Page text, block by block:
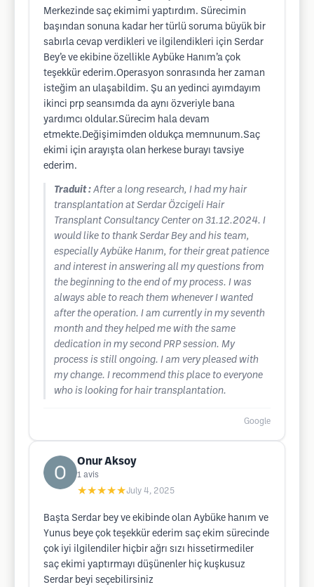
Merkezinde saç ekimimi yaptırdım. Sürecimin
başından sonuna kadar her türlü soruma büyük bir
sabırla cevap verdikleri ve ilgilendikleri için Serdar
Bey’e ve ekibine özellikle Aybüke Hanım’a çok
teşekkür ederim.Operasyon sonrasında her zaman
isteğim an ulaşabildim. Şu an yedinci ayımdayım
ikinci prp seansımda da aynı özveriyle bana
yardımcı oldular.Sürecim hala devam
etmekte.Değişimimden oldukça memnunum.Saç
ekimi için arayışta olan herkese burayı tavsiye
ederim.
Traduit : After a long research, I had my hair
transplantation at Serdar Özcigeli Hair
Transplant Consultancy Center on 31.12.2024. I
would like to thank Serdar Bey and his team,
especially Aybüke Hanım, for their great patience
and interest in answering all my questions from
the beginning to the end of my process. I was
always able to reach them whenever I wanted
after the operation. I am currently in my seventh
month and they helped me with the same
dedication in my second PRP session. My
process is still ongoing. I am very pleased with
my change. I recommend this place to everyone
who is looking for hair transplantation.
Google
Onur Aksoy
1 avis
★★★★★July 4, 2025
Başta Serdar bey ve ekibinde olan Aybüke hanım ve
Yunus beye çok teşekkür ederim saç ekim sürecinde
çok iyi ilgilendiler hiçbir ağrı sızı hissetirmediler
saç ekimi yaptırmayı düşünenler hiç kuşkusuz
Serdar beyi seçebilirsiniz